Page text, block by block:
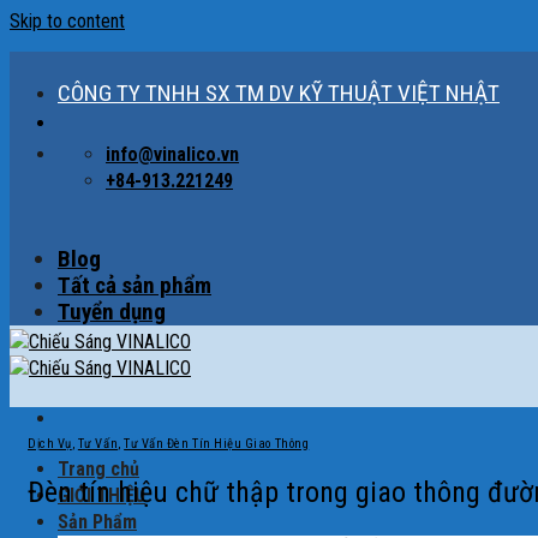
Skip to content
CÔNG TY TNHH SX TM DV KỸ THUẬT VIỆT NHẬT
info@vinalico.vn
+84-913.221249
Blog
Tất cả sản phẩm
Tuyển dụng
Trang chủ
GIỚI THIỆU
Sản Phẩm
Dịch Vụ Tư Vấn ,Tư Vấn Đèn Tín Hiệu Giao Thông
Đèn tín hiệu chữ thập trong giao thông